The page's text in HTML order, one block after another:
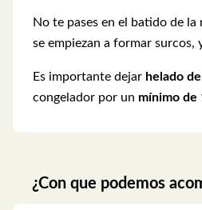
No te pases en el batido de la
se empiezan a formar surcos,
Es importante dejar helado
congelador por un mínimo de
¿Con que podemos